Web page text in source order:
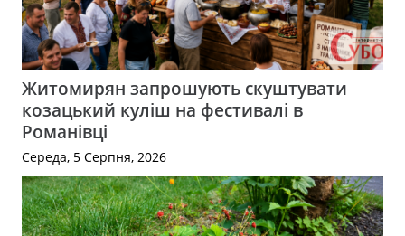
Житомирян запрошують скуштувати
козацький куліш на фестивалі в
Романівці
Середа, 5 Серпня, 2026